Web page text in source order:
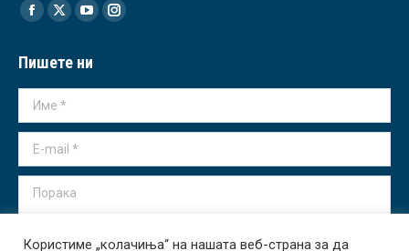
Find us on:
Facebook
opens
in
new
X
opens
in
YouTube
opens
in
Instagram
in
Пишете ни
Име *
E-mail *
Порака
Користиме „колачиња“ на нашата веб-страна за да